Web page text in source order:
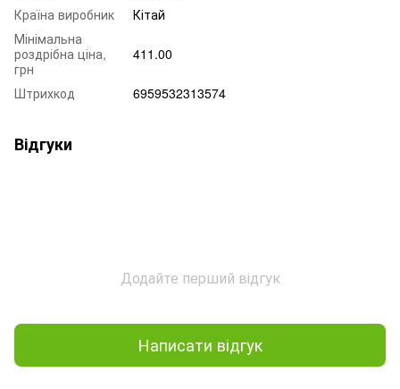
Країна виробник
Кітай
Мінімальна
роздрібна ціна,
грн
411.00
Штрихкод 6959532313574
Відгуки
Додайте перший відгук
Написати відгук